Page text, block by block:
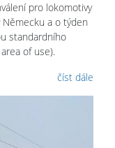
pro lokomotivy
Německu a o týden
standardního
of use).
číst dále